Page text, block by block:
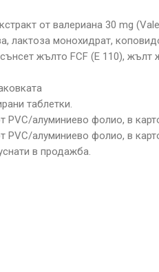
от валериана 30 mg
лактоза монохидрат,
жълто FCF (Е 110), жълт
таблетки.
алуминиево фолио, в
алуминиево фолио, в
в продажба.